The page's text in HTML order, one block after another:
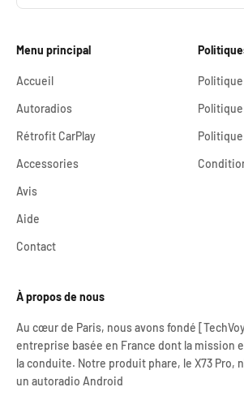
Menu principal
Accueil
Autoradios
Rétrofit CarPlay
Accessories
Avis
Aide
Contact
À propos de nous
Au cœur de Paris, nous avons fondé
entreprise basée en France dont la mission
la conduite. Notre produit phare, le X73 Pro,
un autoradio Android